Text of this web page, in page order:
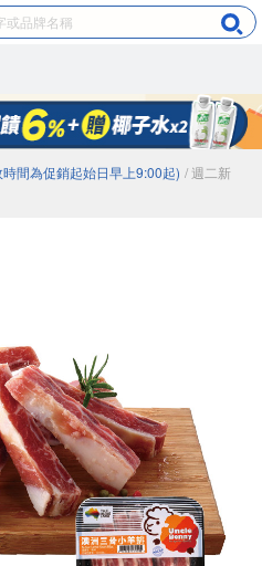
間為促銷起始日早上9:00起) / 週二新